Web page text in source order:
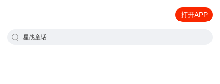
打开APP
星战童话